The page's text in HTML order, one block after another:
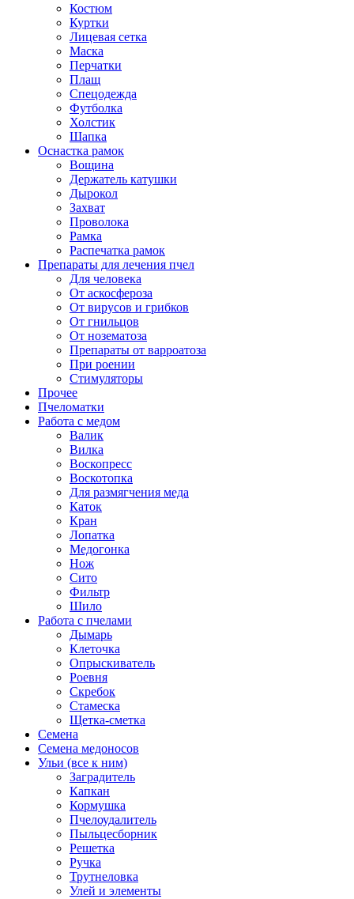
Костюм
Куртки
Лицевая сетка
Маска
Перчатки
Плащ
Спецодежда
Футболка
Холстик
Шапка
Оснастка рамок
Вощина
Держатель катушки
Дырокол
Захват
Проволока
Рамка
Распечатка рамок
Препараты для лечения пчел
Для человека
От аскосфероза
От вирусов и грибков
От гнильцов
От нозематоза
Препараты от варроатоза
При роении
Стимуляторы
Прочее
Пчеломатки
Работа с медом
Валик
Вилка
Воскопресс
Воскотопка
Для размягчения меда
Каток
Кран
Лопатка
Медогонка
Нож
Сито
Фильтр
Шило
Работа с пчелами
Дымарь
Клеточка
Опрыскиватель
Роевня
Скребок
Стамеска
Щетка-сметка
Семена
Семена медоносов
Ульи (все к ним)
Заградитель
Капкан
Кормушка
Пчелоудалитель
Пыльцесборник
Решетка
Ручка
Трутнеловка
Улей и элементы